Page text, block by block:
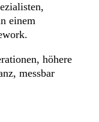
einem
höhere
messbar